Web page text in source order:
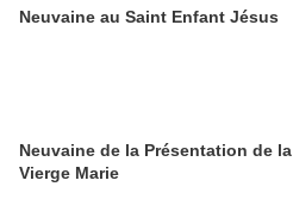
Neuvaine au Saint Enfant Jésus
Neuvaine de la Présentation de la
Vierge Marie